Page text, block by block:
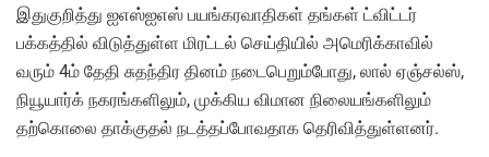
இதுகுறித்து ஐஎஸ்ஐஎஸ் பயங்கரவாதிகள் தங்கள் ட்விட்டர்
பக்கத்தில் விடுத்துள்ள மிரட்டல் செய்தியில் அமெரிக்காவில்
வரும் 4ம் தேதி சுதந்திர தினம் நடைபெறும்போது, லால் ஏஞ்சல்ஸ்,
நியூயார்க் நகரங்களிலும், முக்கிய விமான நிலையங்களிலும்
தற்கொலை தாக்குதல் நடத்தப்போவதாக தெரிவித்துள்ளனர்.